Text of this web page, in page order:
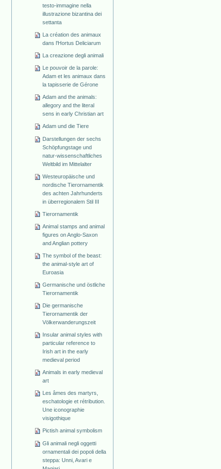
testo-immagine nella
illustrazione bizantina dei
settanta
La création des animaux
dans l'Hortus Deliciarum
La creazione degli animali
Le pouvoir de la parole:
Adam et les animaux dans
la tapisserie de Gérone
Adam and the animals:
allegory and the literal
sens in early Christian art
Adam und die Tiere
Darstellungen der sechs
Schöpfungstage und
natur-wissenschaftliches
Weltbild im Mittelalter
Westeuropäische und
nordische Tierornamentik
des achten Jahrhunderts
in überregionalem Stil III
Tierornamentik
Animal stamps and animal
figures on Anglo-Saxon
and Anglian pottery
The symbol of the beast:
the animal-style art of
Euroasia
Germanische und östliche
Tierornamentik
Die germanische
Tierornamentik der
Völkerwanderungszeit
Insular animal styles with
particular reference to
Irish art in the early
medieval period
Animals in early medieval
art
Les âmes des martyrs,
eschatologie et rétribution.
Une iconographie
visigothique
Pictish animal symbolism
Gli animali negli oggetti
ornamentali dei popoli della
steppa: Unni, Avari e